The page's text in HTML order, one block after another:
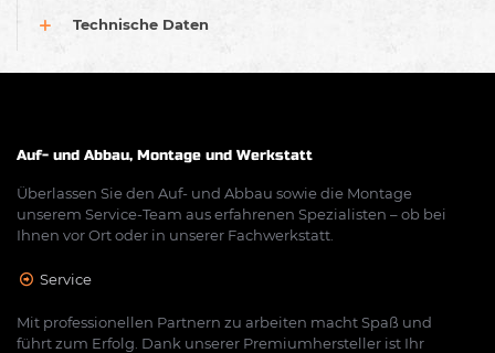
Technische Daten
Auf- und Abbau, Montage und Werkstatt
Überlassen Sie den Auf- und Abbau sowie die Montage
unserem Service-Team aus erfahrenen Spezialisten – ob bei
Ihnen vor Ort oder in unserer Fachwerkstatt.
Service
Mit professionellen Partnern zu arbeiten macht Spaß und
führt zum Erfolg. Dank unserer Premiumhersteller ist Ihr